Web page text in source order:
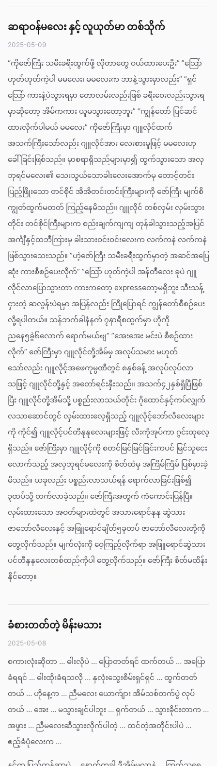
ဆရာဝန်မလေး နှင့် လူယုတ်မာ တစ်သိုက်
2025-05-09
“ကိုဇော်ကြီး သမီးခရီးထွက်ဖို့ လိုတာတွေ ဝယ်ထားပေးဦး” ”သြော်
ဟုတ်ဟုတ်ကဲ့ပါ မမလေး၊ မမလေးက ဘာနဲ့သွားမှာလည်း” ”ရှင်
သြော် ကားနဲ့ပဲသွားရမှာ တောလမ်းလည်းဖြစ် ခရီးဝေးလည်းသွားရ
မှာဆိုတော့ အိမ်ကကား ယူမသွားတော့ဘူး” “ကျွန်တော် ပြင်ဆင်
ထားလိုက်ပါမယ် မမလေး” ကိုဇော်ကြီးမှာ ဂျူလိုင်ထက်
အသက်ကြီးသော်လည်း ဂျူလိုင်အား လေးစားမှုဖြင့် မမလေးဟု
ခေါ်ခြင်းဖြစ်သည်။ မှာစရာရှိသည်များမှာ၍ ထွက်သွားသော အလှ
ဘုရင်မလေး၏ သေးသွယ်သောခါးလေးအောက်မှ တောင့်တင်း
ပြည့်ဖြိုးသော တင်စိုင် အိအိတင်းတင်းကြီးများကို ဇော်ကြီး မျက်စိ
ကျွတ်ထွက်မတတ် ကြည့်နေမိသည်။ ဂျူလိုင် တစ်လှမ်း လှမ်းသွား
တိုင်း တင်စိုင်ကြီးများက စည်းချက်ကျကျ တုန်ခါသွားသည့်အပြင်
အင်္ကျီနှင့်ထဘီကြားမှ ခါးသားဝင်းဝင်းလေးက လက်ကနဲ လက်ကနဲ
ဖြစ်သွားသေးသည်။ ”ဟဲ့ဇော်ကြီး သမီးခရီးထွက်မှာတဲ့ အဆင်အပြေ
ဆုံး ကားစီစဉ်ပေးလိုက်” ”သြော် ဟုတ်ကဲ့ပါ အန်တီလေး ခုပဲ ဂျူ
လိုင်လာပြောသွားတာ ကားကတော့ expressတော့မရှိဘူး သီးသန့်
ငှားတဲ့ ဆလွန်းပဲရမှာ အပြန်လည်း ကြိုပြောရင် ကျွန်တော်စီစဉ်ပေး
လို့ရပါတယ်။ သန်ဘက်ခါနံနက် ၇နာရီစထွက်မှာ ဟိုကို
ညနေ၅ခွဲ၆လောက် ရောက်မယ်ဗျ” ”အေးအေး မင်းပဲ စီစဉ်ထား
လိုက်” ဇော်ကြီးမှာ ဂျူလိုင်တို့အိမ်မှ အလုပ်သမား မဟုတ်
သော်လည်း ဂျူလိုင့်အဖေကုမ္ပဏီတွင် ၈နှစ်ခန့် အလုပ်လုပ်လာ
သဖြင့် ဂျူလိုင်တို့နှင့် အတော်ရင်းနှီးသည်။ အသက်၄၂နှစ်ရှိပြီဖြစ်
ပြီး ဂျူလိုင်တို့အိမ်သို့ ပစ္စည်းလာသယ်တိုင်း ဂိုထောင်နှင့်ကပ်လျှက်
လသာဆောင်တွင် လှမ်းထားလေ့ရှိသည့် ဂျူလိုင့်ဘော်လီလေးများ
ကို ကိုင်၍ ဂျူလိုင့်ပင်တီနုနုလေးများဖြင့် လီးကိုအုပ်ကာ ဂွင်းထုလေ့
ရှိသည်။ ဇော်ကြီးမှာ ဂျူလိုင့်ကို စတင်မြင်မြင်ခြင်းကပင် မြင်သူငေး
လောက်သည့် အလှဘုရင်မလေးကို စိတ်ထဲမှ အကြိမ်ကြိမ် ပြစ်မှားခဲ့
မိသည်။ ယခုလည်း ပစ္စည်းလာသယ်ရန် ရောက်လာခြင်းဖြစ်၍
၃ထပ်သို့ တက်လာခဲ့သည်။ ဇော်ကြီးအတွက် ကံကောင်းပြန်ပြီ။
လှမ်းထားသော အဝတ်များထဲတွင် အသားရောင်နုနု ဆွဲသား
ဇာဘော်လီလေးနှင့် အဖြူရောင်ချိတ်၅ခုတပ် ဇာဘော်လီလေးတို့ကို
တွေ့လိုက်သည်။ မျက်လုံးကို ဝေ့ကြည့်လိုက်ရာ အဖြူရောင်ဆွဲသား
ပင်တီနုနုလေးတစ်ထည်ကိုပါ တွေ့လိုက်သည်။ ဇော်ကြီး စိတ်မထိန်း
နိုင်တော့။
ခံစားတတ်တဲ့ မိန်းမသား
2025-05-08
စကားလုံးဆိုတာ … ဓါးလိုပဲ … ပြောတတ်ရင် ထက်တယ် … အပြော
ခံရရင် … ဓါးထိုးခံရသလို … နှလုံးသွေးစိမ်းရှင်ရှင် … ထွက်တတ်
တယ် … ဟိုနေ့က … ညီမလေး ယောက်ျား အိမ်သစ်တက်ပွဲ လုပ်
တယ် … အေး … မသွားချင်ပါဘူး … ရှက်တယ် … သွားခိုင်းတာက …
အဖွား … ညီမလေးဆီသွားလိုက်ပါတဲ့ … ထင်တဲ့အတိုင်းပါပဲ …
ဧည့်ခံပုံလေးက …